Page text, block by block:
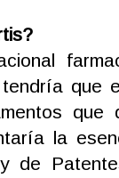
que
la
de